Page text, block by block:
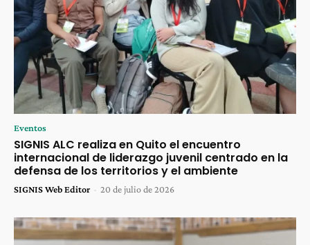
Eventos
SIGNIS ALC realiza en Quito el encuentro
internacional de liderazgo juvenil centrado en la
defensa de los territorios y el ambiente
SIGNIS Web Editor - 20 de julio de 2026